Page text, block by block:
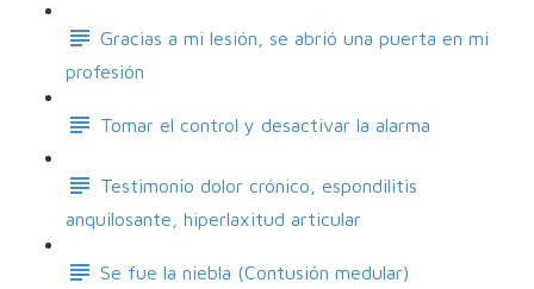
Gracias a mi lesión, se abrió una puerta en mi
profesión
Tomar el control y desactivar la alarma
Testimonio dolor crónico, espondilitis
anquilosante, hiperlaxitud articular
Se fue la niebla (Contusión medular)